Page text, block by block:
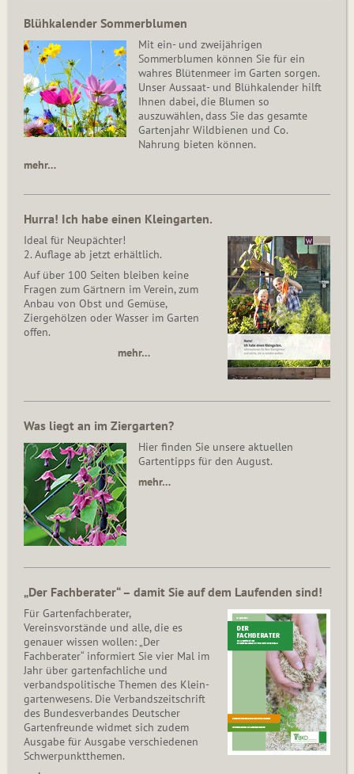
Blühkalender Sommerblumen
Mit ein- und zweijährigen
Sommerblumen können Sie für ein
wahres Blütenmeer im Garten sorgen.
Unser Aussaat- und Blühkalender hilft
Ihnen dabei, die Blumen so
auszuwählen, dass Sie das gesamte
Gartenjahr Wildbienen und Co.
Nahrung bieten können.
mehr…
Hurra! Ich habe einen Kleingarten.
Ideal für Neupächter!
2. Auflage ab jetzt erhältlich.
Auf über 100 Seiten bleiben keine
Fragen zum Gärtnern im Verein, zum
Anbau von Obst und Gemüse,
Ziergehölzen oder Wasser im Garten
offen.
mehr…
Was liegt an im Ziergarten?
Hier finden Sie unsere aktuellen
Gartentipps für den August.
mehr…
„Der Fachberater“ – damit Sie auf dem Laufenden sind!
Für Gartenfachberater,
Vereinsvorstände und alle, die es
genauer wissen wollen: „Der
Fachberater“ informiert Sie vier Mal im
Jahr über gartenfachliche und
verbandspolitische Themen des Klein­
gar­ten­wesens. Die Ver­bands­zeit­schrift
des Bun­des­ver­ban­des Deutscher
Gartenfreunde widmet sich zudem
Ausgabe für Ausgabe verschiedenen
Schwer­punkt­the­men.